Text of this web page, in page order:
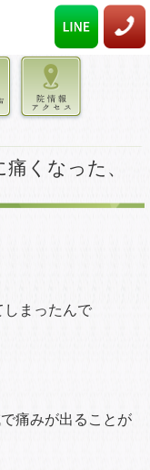
くなった、
しまったんで
痛みが出ることが